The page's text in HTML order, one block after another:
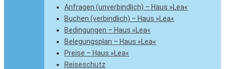
Anfragen (unverbindlich) – Haus »Lea«
Buchen (verbindlich) – Haus »Lea«
Bedingungen – Haus »Lea«
Belegungsplan – Haus »Lea«
Preise – Haus »Lea«
Reiseschutz